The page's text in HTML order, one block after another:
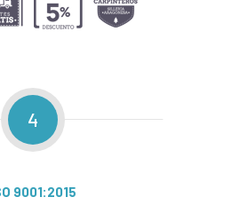
4
9001:2015